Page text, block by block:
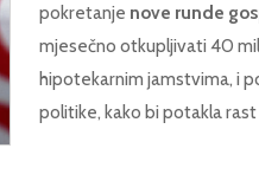
pokretanje nove runde
mjesečno otkupljivati 40
hipotekarnim jamstvima, i
politike, kako bi potakla rast